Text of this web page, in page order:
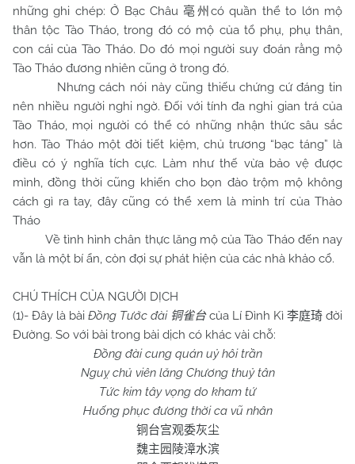
những ghi chép: Ở Bạc Châu 亳州có quần thể to lớn mộ
thân tộc Tào Tháo, trong đó có mộ của tổ phụ, phụ thân,
con cái của Tào Tháo. Do đó mọi người suy đoán rằng mộ
Tào Tháo đương nhiên cũng ở trong đó.
Nhưng cách nói này cũng thiếu chứng cứ đáng tin
nên nhiều người nghi ngờ. Đối với tính đa nghi gian trá của
Tào Tháo, mọi người có thể có những nhận thức sâu sắc
hơn. Tào Tháo một đời tiết kiệm, chủ trương “bạc táng” là
điều có ý nghĩa tích cực. Làm như thế vừa bảo vệ được
mình, đồng thời cũng khiến cho bọn đào trộm mộ không
cách gì ra tay, đây cũng có thể xem là minh trí của Thào
Tháo
Về tình hình chân thực lăng mộ của Tào Tháo đến nay
vẫn là một bí ẩn, còn đợi sự phát hiện của các nhà khảo cổ.
CHÚ THÍCH CỦA NGƯỜI DỊCH
(1)- Đây là bài Đồng Tước đài 铜雀台của Lí Đình Kì 李庭琦 đời
Đường. So với bài trong bài dịch có khác vài chỗ:
Đồng đài cung quán uỷ hôi trần
Nguỵ chủ viên lăng Chương thuỷ tân
Tức kim tây vọng do kham tứ
Huống phục đương thời ca vũ nhân
铜台宫观委灰尘
魏主园陵漳水滨